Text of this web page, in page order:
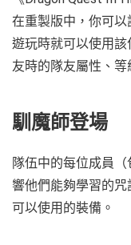
在重製版中，你可
遊玩時就可以使用
友時的隊友屬性、等
馴魔師登場
隊伍中的每位成員
響他們能夠學習的
可以使用的裝備。